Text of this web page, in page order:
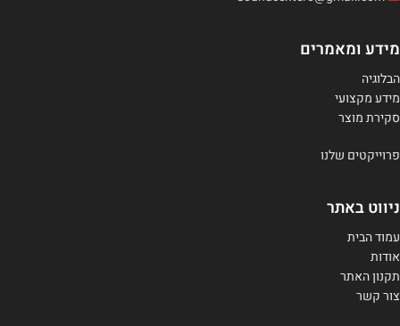
מידע ומאמרים
הבלוגיה
מידע מקצועי
סקירת מוצר
פרוייקטים שלנו
ניווט באתר
עמוד הבית
אודות
תקנון האתר
צור קשר